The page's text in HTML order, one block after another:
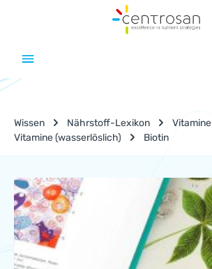
Zum Hauptinhalt springen
Wissen Nährstoff-Lexikon
Vitamine
Vitamine (wasserlöslich)
Biotin
Nährstoff-Lexikon